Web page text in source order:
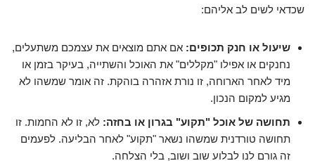
שכדאי לשים לב אליהם:
שיעול או חנק תכופים: אם אתם מוצאים את עצמכם משתעלים,
נחנקים או אפילו "מקללים" את האוכל והשתייה, בעיקר בזמן או
מיד לאחר הארוחה, זו נורת אזהרה בוהקת. זה אומר שמשהו לא
מגיע למקום הנכון.
תחושה של אוכל "תקוע" בגרון או בחזה: לא, זו לא החמות. זו
תחושה טורדנית שמשהו נשאר "תקוע" לאחר הבליעה. לפעמים
זה גורם לנו לבלוע שוב ושוב, בלי הצלחה.